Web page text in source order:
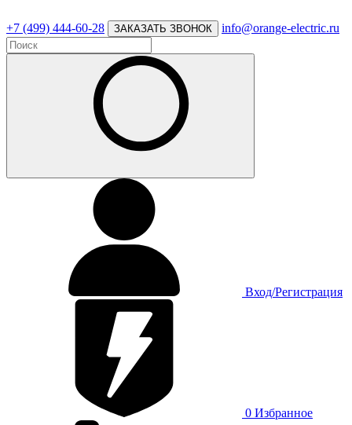
+7 (499) 444-60-28 ЗАКАЗАТЬ ЗВОНОК info@orange-electric.ru
Вход/Регистрация
0 Избранное